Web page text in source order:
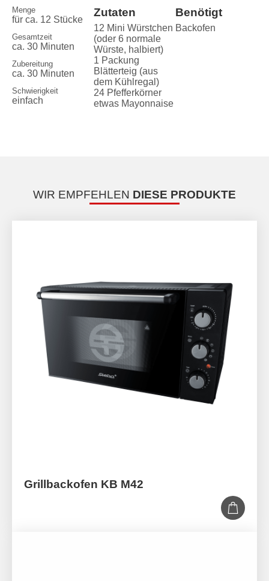
Menge
für ca. 12 Stücke
Gesamtzeit
ca. 30 Minuten
Zubereitung
ca. 30 Minuten
Schwierigkeit
einfach
Zutaten
12 Mini Würstchen
(oder 6 normale
Würste, halbiert)
1 Packung
Blätterteig (aus
dem Kühlregal)
24 Pfefferkörner
etwas Mayonnaise
Benötigt
Backofen
WIR EMPFEHLEN DIESE PRODUKTE
Grillbackofen KB M42